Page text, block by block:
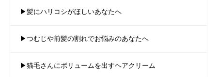
▶︎髪にハリコシがほしいあなたへ
▶︎つむじや前髪の割れでお悩みのあなたへ
▶︎猫毛さんにボリュームを出すヘアクリーム